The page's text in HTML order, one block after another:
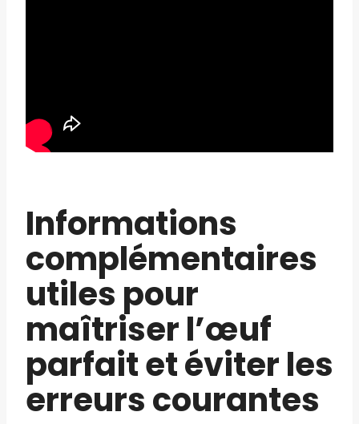
Informations
complémentaires
utiles pour
maîtriser l’œuf
parfait et éviter les
erreurs courantes